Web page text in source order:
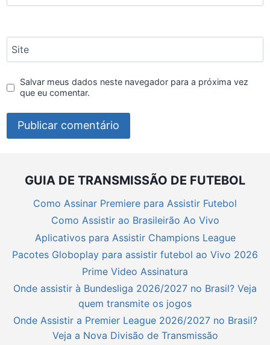
Site
Salvar meus dados neste navegador para a próxima vez
que eu comentar.
GUIA DE TRANSMISSÃO DE FUTEBOL
Como Assinar Premiere para Assistir Futebol
Como Assistir ao Brasileirão Ao Vivo
Aplicativos para Assistir Champions League
Pacotes Globoplay para assistir futebol ao Vivo 2026
Prime Video Assinatura
Onde assistir à Bundesliga 2026/2027 no Brasil? Veja
quem transmite os jogos
Onde Assistir a Premier League 2026/2027 no Brasil?
Veja a Nova Divisão de Transmissão